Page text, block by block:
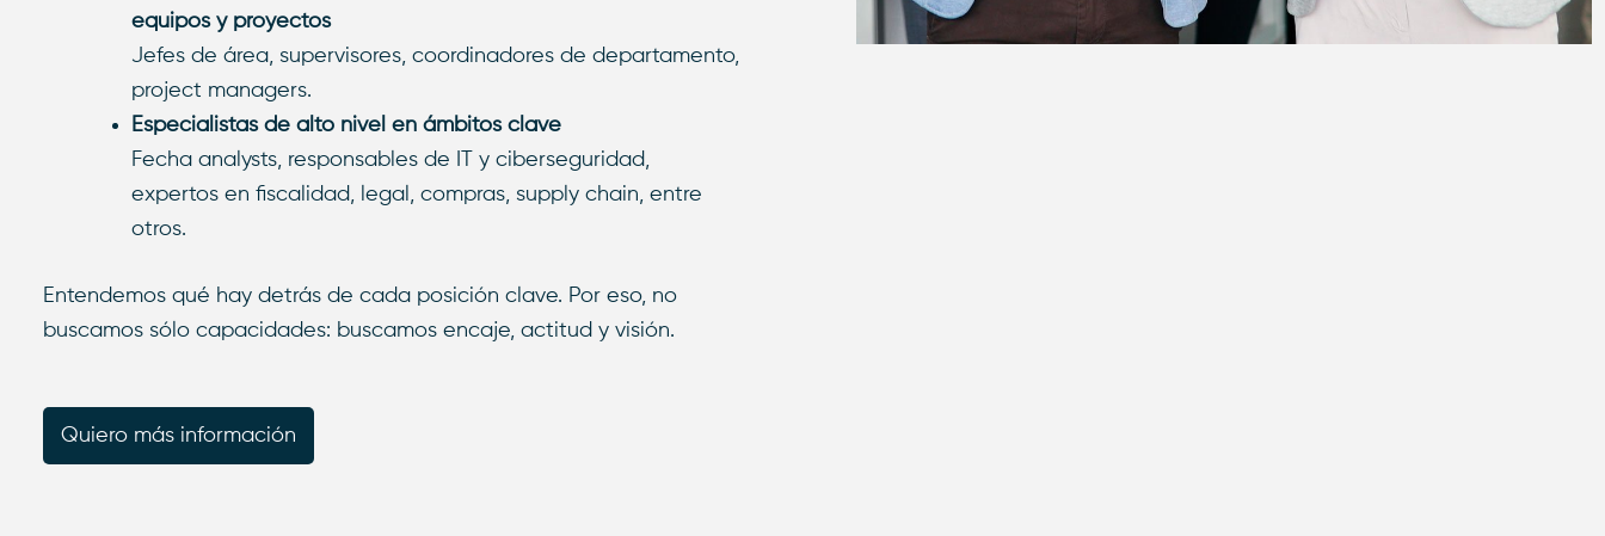
equipos y proyectos
Jefes de área, supervisores, coordinadores de departamento,
project managers.
Especialistas de alto nivel en ámbitos clave
Fecha analysts, responsables de IT y ciberseguridad,
expertos en fiscalidad, legal, compras, supply chain, entre
otros.
Entendemos qué hay detrás de cada posición clave. Por eso, no
buscamos sólo capacidades: buscamos encaje, actitud y visión.
Quiero más información